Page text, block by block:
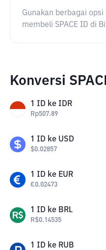
Gunakan berbagai
membeli SPACE ID di
Konversi
1 ID ke IDR
Rp507.89
1 ID ke USD
$0.02857
1 ID ke EUR
€0.02473
1 ID ke BRL
R$0.14535
1 ID ke RUB